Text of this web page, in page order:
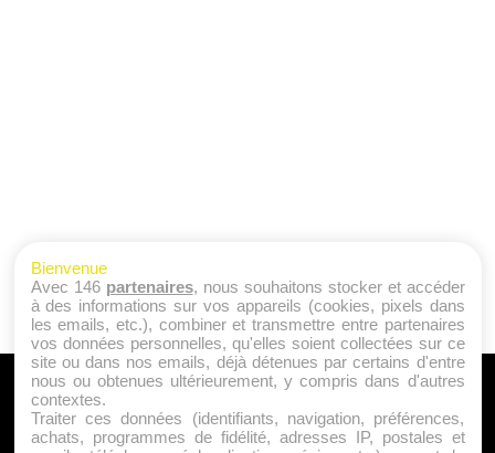
A PROPOS
Qui sommes nous ?
Bienvenue
Avec 146 partenaires, nous souhaitons stocker et accéder
à des informations sur vos appareils (cookies, pixels dans
les emails, etc.), combiner et transmettre entre partenaires
vos données personnelles, qu'elles soient collectées sur ce
site ou dans nos emails, déjà détenues par certains d'entre
nous ou obtenues ultérieurement, y compris dans d'autres
contextes.
Traiter ces données (identifiants, navigation, préférences,
achats, programmes de fidélité, adresses IP, postales et